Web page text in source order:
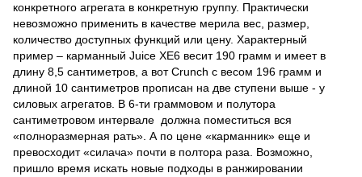
конкретного агрегата в конкретную группу. Практически
невозможно применить в качестве мерила вес, размер,
количество доступных функций или цену. Характерный
пример – карманный Juice XE6 весит 190 грамм и имеет в
длину 8,5 сантиметров, а вот Crunch с весом 196 грамм и
длиной 10 сантиметров прописан на две ступени выше - у
силовых агрегатов. В 6-ти граммовом и полутора
сантиметровом интервале должна поместиться вся
«полноразмерная рать». А по цене «карманник» еще и
превосходит «силача» почти в полтора раза. Возможно,
пришло время искать новые подходы в ранжировании